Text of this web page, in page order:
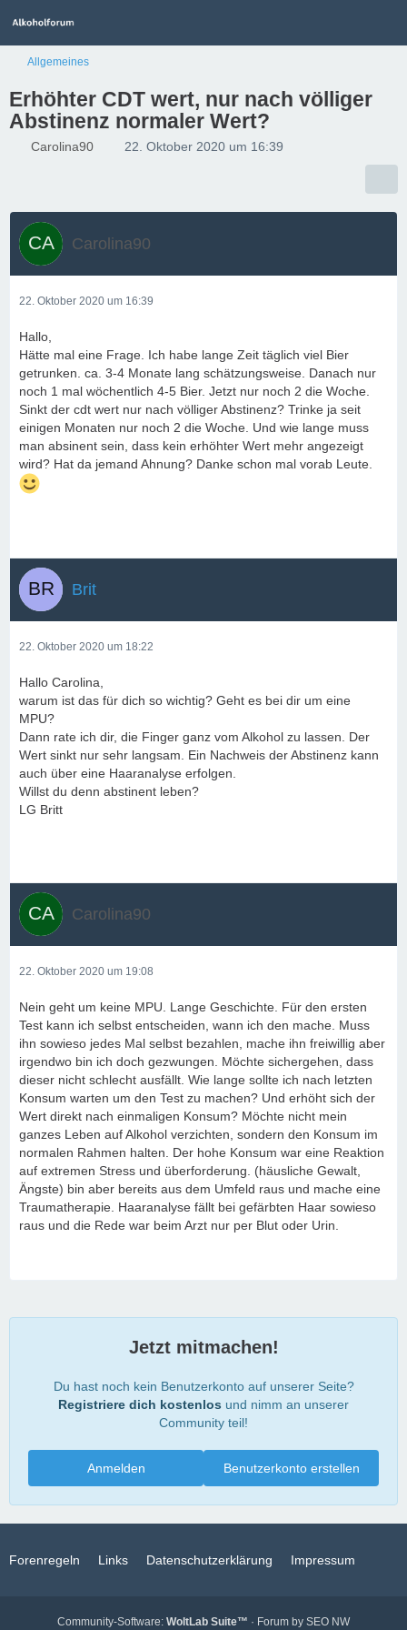
Allgemeines
Erhöhter CDT wert, nur nach völliger
Abstinenz normaler Wert?
Carolina90 22. Oktober 2020 um 16:39
Carolina90
22. Oktober 2020 um 16:39
Hallo,
Hätte mal eine Frage. Ich habe lange Zeit täglich viel Bier
getrunken. ca. 3-4 Monate lang schätzungsweise. Danach nur
noch 1 mal wöchentlich 4-5 Bier. Jetzt nur noch 2 die Woche.
Sinkt der cdt wert nur nach völliger Abstinenz? Trinke ja seit
einigen Monaten nur noch 2 die Woche. Und wie lange muss
man absinent sein, dass kein erhöhter Wert mehr angezeigt
wird? Hat da jemand Ahnung? Danke schon mal vorab Leute.
Brit
22. Oktober 2020 um 18:22
Hallo Carolina,
warum ist das für dich so wichtig? Geht es bei dir um eine
MPU?
Dann rate ich dir, die Finger ganz vom Alkohol zu lassen. Der
Wert sinkt nur sehr langsam. Ein Nachweis der Abstinenz kann
auch über eine Haaranalyse erfolgen.
Willst du denn abstinent leben?
LG Britt
Carolina90
22. Oktober 2020 um 19:08
Nein geht um keine MPU. Lange Geschichte. Für den ersten
Test kann ich selbst entscheiden, wann ich den mache. Muss
ihn sowieso jedes Mal selbst bezahlen, mache ihn freiwillig aber
irgendwo bin ich doch gezwungen. Möchte sichergehen, dass
dieser nicht schlecht ausfällt. Wie lange sollte ich nach letzten
Konsum warten um den Test zu machen? Und erhöht sich der
Wert direkt nach einmaligen Konsum? Möchte nicht mein
ganzes Leben auf Alkohol verzichten, sondern den Konsum im
normalen Rahmen halten. Der hohe Konsum war eine Reaktion
auf extremen Stress und überforderung. (häusliche Gewalt,
Ängste) bin aber bereits aus dem Umfeld raus und mache eine
Traumatherapie. Haaranalyse fällt bei gefärbten Haar sowieso
raus und die Rede war beim Arzt nur per Blut oder Urin.
Jetzt mitmachen!
Du hast noch kein Benutzerkonto auf unserer Seite?
Registriere dich kostenlos und nimm an unserer
Community teil!
Benutzerkonto erstellen
Anmelden
Forenregeln Links Datenschutzerklärung Impressum
Community-Software: WoltLab Suite™ · Forum by SEO NW